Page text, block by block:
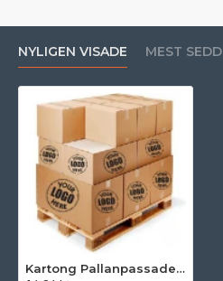
NYLIGEN VISADE MEST SEDD
Kartong Pallanpassade lådor 380 x 380 x 380 mm